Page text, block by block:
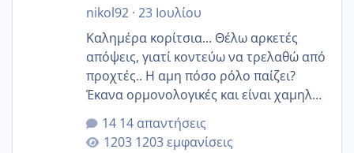
nikol92· 23 Ιουλίου
Καλημέρα κορίτσια... Θέλω αρκετές
απόψεις, γιατί κοντεύω να τρελαθώ από
προχτές.. Η αμη πόσο ρόλο παίζει?
Έκανα ορμονολογικές και είναι χαμηλή
για την ηλικία μου.. Είχα ήδη μια
εγκυμοσύνη, που έπρεπε να τερματιστεί
14 απαντήσεις
1203 εμφανίσεις